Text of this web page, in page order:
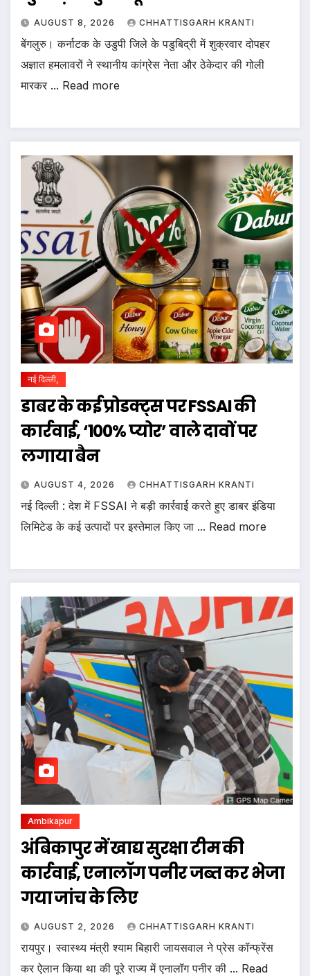
AUGUST 8, 2026 CHHATTISGARH KRANTI
बेंगलुरु। कर्नाटक के उडुपी जिले के पडुबिद्री में शुक्रवार दोपहर
अज्ञात हमलावरों ने स्थानीय कांग्रेस नेता और ठेकेदार की गोली
मारकर ... Read more
नई दिल्ली,
डाबर के कई प्रोडक्ट्स पर FSSAI की
कार्रवाई, ‘100% प्योर’ वाले दावों पर
लगाया बैन
AUGUST 4, 2026 CHHATTISGARH KRANTI
नई दिल्ली : देश में FSSAI ने बड़ी कार्रवाई करते हुए डाबर इंडिया
लिमिटेड के कई उत्पादों पर इस्तेमाल किए जा ... Read more
Ambikapur
अंबिकापुर में खाद्य सुरक्षा टीम की
कार्रवाई, एनालॉग पनीर जब्त कर भेजा
गया जांच के लिए
AUGUST 2, 2026 CHHATTISGARH KRANTI
रायपुर। स्वास्थ्य मंत्री श्याम बिहारी जायसवाल ने प्रेस कॉन्फ्रेंस
कर ऐलान किया था की पूरे राज्य में एनालॉग पनीर की ... Read